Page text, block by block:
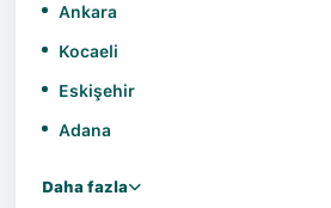
Ankara
Kocaeli
Eskişehir
Adana
Daha fazla